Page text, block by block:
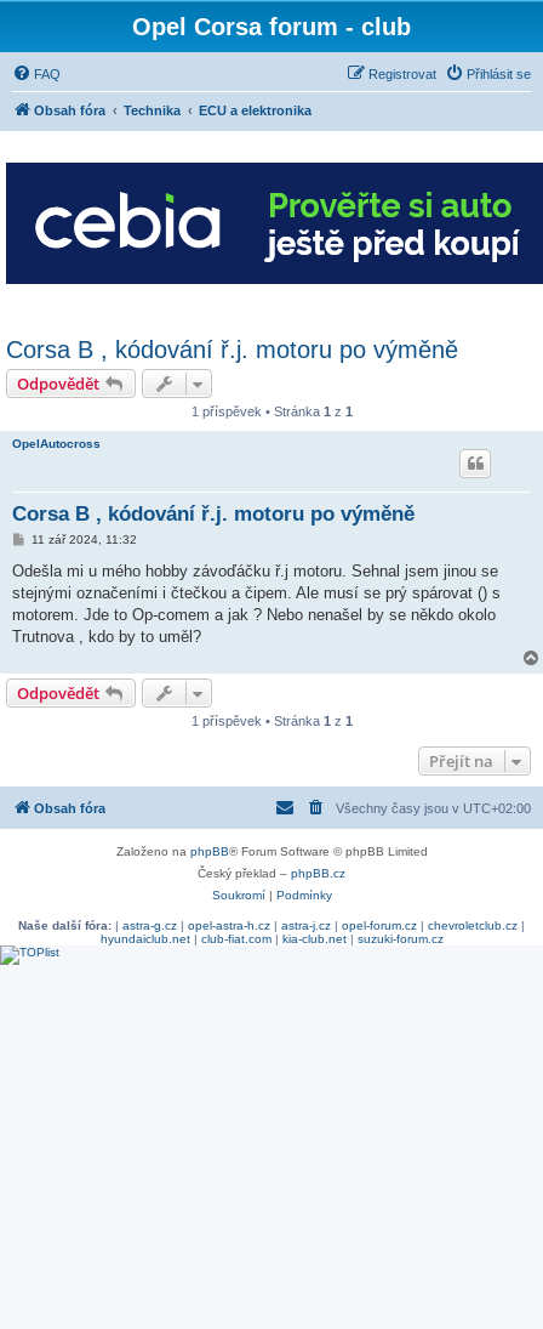
Opel Corsa forum - club
FAQ Přihlásit se
Registrovat
Obsah fóra Technika ECU a elektronika
Corsa B , kódování ř.j. motoru po výměně
Odpovědět
1 příspěvek • Stránka 1 z 1
OpelAutocross
Corsa B , kódování ř.j. motoru po výměně
P
í
p
ě
e
11 zář 2024, 11:32
Odešla mi u mého hobby závoďáčku ř.j motoru. Sehnal jsem jinou se
stejnými označeními i čtečkou a čipem. Ale musí se prý spárovat () s
motorem. Jde to Op-comem a jak ? Nebo nenašel by se někdo okolo
Trutnova , kdo by to uměl?
Odpovědět
1 příspěvek • Stránka 1 z 1
Přejít na
Obsah fóra Všechny časy jsou v UTC+02:00
Založeno na phpBB® Forum Software © phpBB Limited
Český překlad – phpBB.cz
Soukromí| Podmínky
Naše další fóra: | astra-g.cz | opel-astra-h.cz | astra-j.cz | opel-forum.cz | chevroletclub.cz |
hyundaiclub.net| club-fiat.com| kia-club.net| suzuki-forum.cz